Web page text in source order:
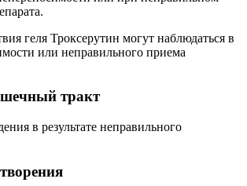
тракт
в результате неправильного